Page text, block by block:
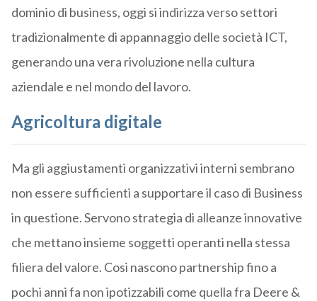
dominio di business, oggi si indirizza verso settori
tradizionalmente di appannaggio delle società ICT,
generando una vera rivoluzione nella cultura
aziendale e nel mondo del lavoro.
Agricoltura digitale
Ma gli aggiustamenti organizzativi interni sembrano
non essere sufficienti a supportare il caso di Business
in questione. Servono strategia di alleanze innovative
che mettano insieme soggetti operanti nella stessa
filiera del valore. Cosi nascono partnership fino a
pochi anni fa non ipotizzabili come quella fra Deere &